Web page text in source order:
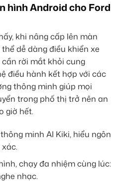
hình Android cho Ford
khi nâng cấp lên màn
dễ dàng điều khiển xe
rời mắt khỏi cung
điều hành kết hợp với các
thông minh giúp mọi
trong phố thị trở nên an
giờ hết.
minh AI Kiki, hiểu ngôn
chạy đa nhiệm cùng lúc:
nhạc.